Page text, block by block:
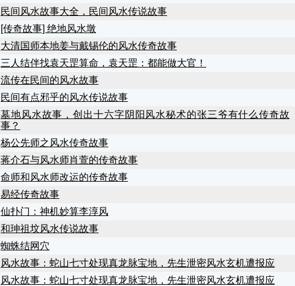
民间风水故事大全，民间风水传说故事
[传奇故事] 绝地风水墩
大清国师本地姜与戴锡伦的风水传奇故事
三人结伴找袁天罡算命，袁天罡：都能做大官！
流传在民间的风水故事
民间有点邪乎的风水传说故事
墓地风水故事，创出十六字阴阳风水秘术的张三爷有什么传奇故
事？
杨公先师之风水传奇故事
蒋介石与风水师肖萱的传奇故事
命师和风水师改运的传奇故事
易经传奇故事
仙扑门：神机妙算李淳风
和珅祖坟风水传说故事
蜘蛛结网穴
风水故事：蛇山七寸处现真龙脉宝地，先生泄密风水玄机遭报应
风水故事：蛇山七寸处现真龙脉宝地，先生泄密风水玄机遭报应